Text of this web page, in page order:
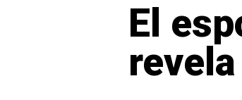
El